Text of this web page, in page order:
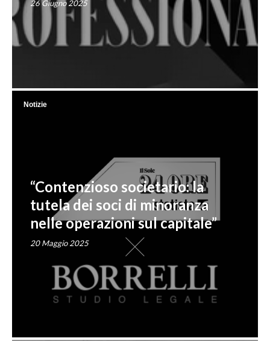
26 Giugno 2025
Notizie
“Contenzioso societario: la
tutela dei soci di minoranza
nelle operazioni sul capitale”
20 Maggio 2025